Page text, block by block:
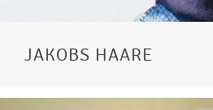
JAKOBS HAARE